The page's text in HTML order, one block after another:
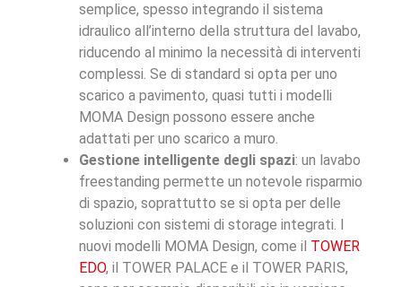
semplice, spesso integrando il sistema
idraulico all’interno della struttura del lavabo,
riducendo al minimo la necessità di interventi
complessi. Se di standard si opta per uno
scarico a pavimento, quasi tutti i modelli
MOMA Design possono essere anche
adattati per uno scarico a muro.
Gestione intelligente degli spazi: un lavabo
freestanding permette un notevole risparmio
di spazio, soprattutto se si opta per delle
soluzioni con sistemi di storage integrati. I
nuovi modelli MOMA Design, come il TOWER
EDO, il TOWER PALACE e il TOWER PARIS,